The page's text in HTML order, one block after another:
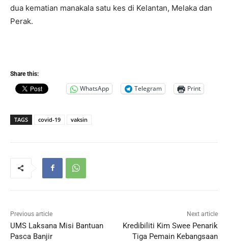
dua kematian manakala satu kes di Kelantan, Melaka dan
Perak.
Share this:
WhatsApp Telegram Print
TAGS covid-19 vaksin
Previous article
UMS Laksana Misi Bantuan
Pasca Banjir
Next article
Kredibiliti Kim Swee Penarik
Tiga Pemain Kebangsaan